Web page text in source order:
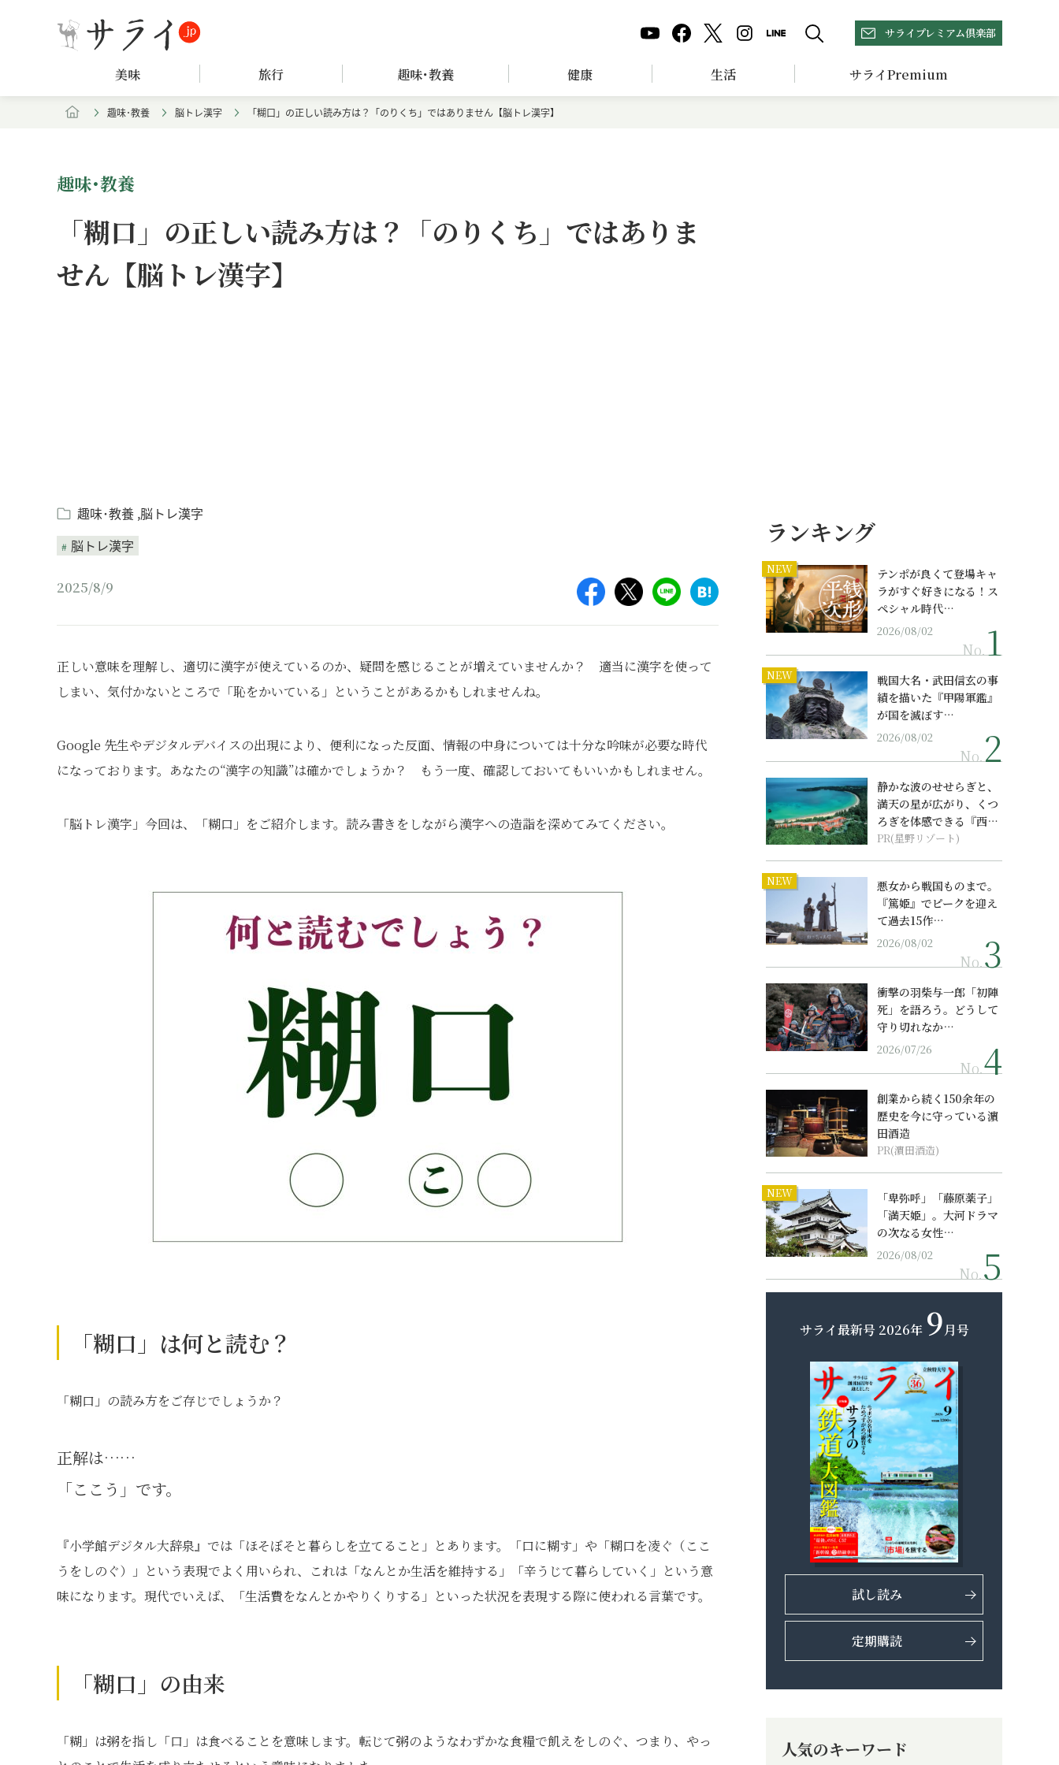
サライプレミアム倶楽部
美味 旅行 趣味･教養 健康 生活 サライPremium
趣味･教養 脳トレ漢字 「糊口」の正しい読み方は？「のりくち」ではありません【脳トレ漢字】
趣味･教養
「糊口」の正しい読み方は？「のりくち」ではありま
せん【脳トレ漢字】
趣味･教養 脳トレ漢字
脳トレ漢字
2025/8/9
正しい意味を理解し、適切に漢字が使えているのか、疑問を感じることが増えていませんか？ 適当に漢字を使って
しまい、気付かないところで「恥をかいている」ということがあるかもしれませんね。
Google 先⽣やデジタルデバイスの出現により、便利になった反⾯、情報の中⾝については⼗分な吟味が必要な時代
になっております。あなたの“漢字の知識”は確かでしょうか？ もう⼀度、確認しておいてもいいかもしれません。
「脳トレ漢字」今回は、「糊口」をご紹介します。読み書きをしながら漢字への造詣を深めてみてください。
「糊口」は何と読む？
「糊口」の読み方をご存じでしょうか？
正解は……
「ここう」です。
『小学館デジタル大辞泉』では「ほそぼそと暮らしを立てること」とあります。「口に糊す」や「糊口を凌ぐ（ここ
うをしのぐ）」という表現でよく用いられ、これは「なんとか生活を維持する」「辛うじて暮らしていく」という意
味になります。現代でいえば、「生活費をなんとかやりくりする」といった状況を表現する際に使われる言葉です。
「糊口」の由来
「糊」は粥を指し「口」は食べることを意味します。転じて粥のようなわずかな食糧で飢えをしのぐ、つまり、やっ
ランキング
NEW
テンポが良くて登場キャ
ラがすぐ好きになる！ス
ペシャル時代…
2026/08/02
No.
NEW
戦国大名・武田信玄の事
績を描いた『甲陽軍鑑』
が国を滅ぼす…
2026/08/02
No.
静かな波のせせらぎと、
満天の星が広がり、くつ
ろぎを体感できる『西表
島ホテル by...
PR(星野リゾート)
NEW
悪女から戦国ものまで。
『篤姫』でピークを迎え
て過去15作…
2026/08/02
No.
衝撃の羽柴与一郎「初陣
死」を語ろう。どうして
守り切れなか…
2026/07/26
No.
創業から続く150余年の
歴史を今に守っている濵
田酒造
PR(濵田酒造)
NEW
「卑弥呼」「藤原薬子」
「満天姫」。大河ドラマ
の次なる女性…
2026/08/02
No.
サライ最新号 2026年 9月号
試し読み
定期購読
人気のキーワード